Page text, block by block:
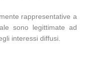
rappresentative a
sono legittimate ad
interessi diffusi.